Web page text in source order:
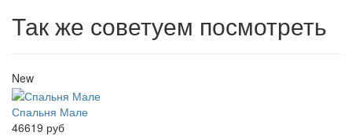
Так же советуем посмотреть
New
Спальня Мале
46619 руб